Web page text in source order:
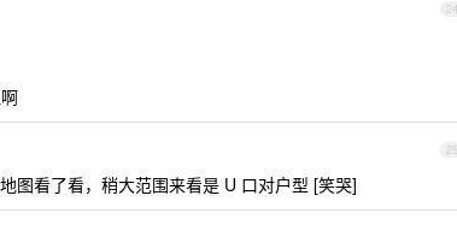
24
25
图看了看，稍大范围来看是 U 口对户型 [笑哭]